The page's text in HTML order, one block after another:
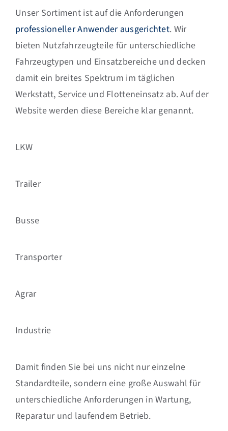
Unser Sortiment ist auf die Anforderungen
professioneller Anwender ausgerichtet. Wir
bieten Nutzfahrzeugteile für unterschiedliche
Fahrzeugtypen und Einsatzbereiche und decken
damit ein breites Spektrum im täglichen
Werkstatt, Service und Flotteneinsatz ab. Auf der
Website werden diese Bereiche klar genannt.
LKW
Trailer
Busse
Transporter
Agrar
Industrie
Damit finden Sie bei uns nicht nur einzelne
Standardteile, sondern eine große Auswahl für
unterschiedliche Anforderungen in Wartung,
Reparatur und laufendem Betrieb.